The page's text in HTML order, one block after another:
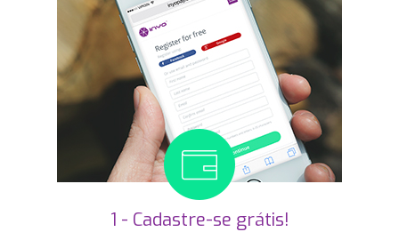
1 - Cadastre-se grátis!